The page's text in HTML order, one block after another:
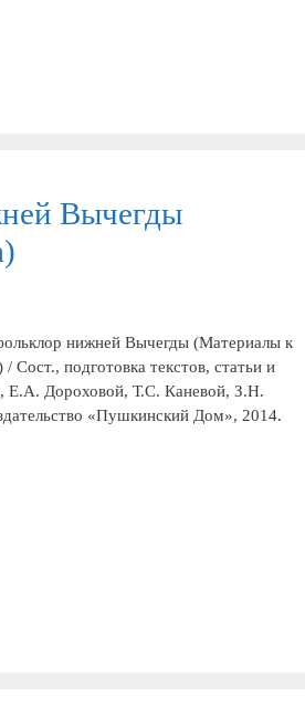
Вычегды
нижней Вычегды (Материалы к
Сост., подготовка текстов, статьи и
Е.А. Дороховой, Т.С. Каневой, З.Н.
«Пушкинский Дом», 2014.